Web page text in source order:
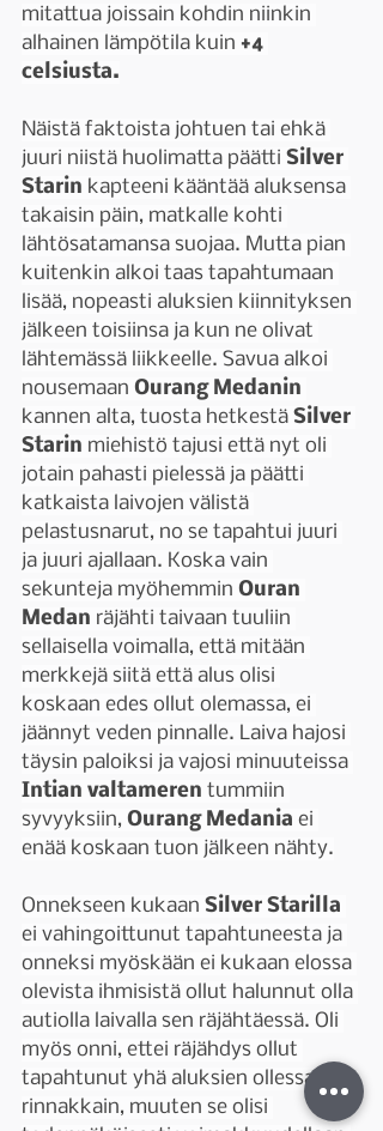
mitattua joissain kohdin niinkin
alhainen lämpötila kuin +4
celsiusta.
Näistä faktoista johtuen tai ehkä
juuri niistä huolimatta päätti Silver
Starin kapteeni kääntää aluksensa
takaisin päin, matkalle kohti
lähtösatamansa suojaa. Mutta pian
kuitenkin alkoi taas tapahtumaan
lisää, nopeasti aluksien kiinnityksen
jälkeen toisiinsa ja kun ne olivat
lähtemässä liikkeelle. Savua alkoi
nousemaan Ourang Medanin
kannen alta, tuosta hetkestä Silver
Starin miehistö tajusi että nyt oli
jotain pahasti pielessä ja päätti
katkaista laivojen välistä
pelastusnarut, no se tapahtui juuri
ja juuri ajallaan. Koska vain
sekunteja myöhemmin Ouran
Medan räjähti taivaan tuuliin
sellaisella voimalla, että mitään
merkkejä siitä että alus olisi
koskaan edes ollut olemassa, ei
jäännyt veden pinnalle. Laiva hajosi
täysin paloiksi ja vajosi minuuteissa
Intian valtameren tummiin
syvyyksiin, Ourang Medania ei
enää koskaan tuon jälkeen nähty.
Onnekseen kukaan Silver Starilla
ei vahingoittunut tapahtuneesta ja
onneksi myöskään ei kukaan elossa
olevista ihmisistä ollut halunnut olla
autiolla laivalla sen räjähtäessä. Oli
myös onni, ettei räjähdys ollut
tapahtunut yhä aluksien ollessa
rinnakkain, muuten se olisi